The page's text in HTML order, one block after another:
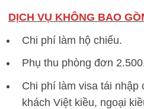
DỊCH VỤ KHÔNG BAO
Chi phí làm hộ chiếu.
Phụ thu phòng đơn
Chi phí làm visa tái nhập
khách Việt kiều, ngoại